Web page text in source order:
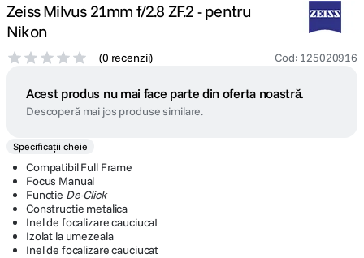
Zeiss Milvus 21mm f/2.8 ZF.2 - pentru
Nikon
(0 recenzii) Cod: 125020916
Acest produs nu mai face parte din oferta noastră.
Descoperă mai jos produse similare.
Specificații cheie
Compatibil Full Frame
Focus Manual
Functie De-Click
Constructie metalica
Inel de focalizare cauciucat
Izolat la umezeala
Inel de focalizare cauciucat